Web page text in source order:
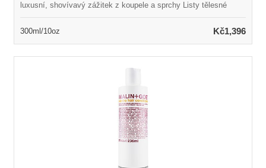
luxusní, shovívavý zážitek z koupele a sprchy Listy tělesné
pleti Bez lepku, ftalátu a parabenů, bez krutosti
300ml/10oz Kč1,396